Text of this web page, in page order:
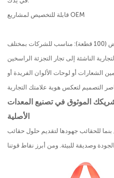
قابلة للتخصيص لمشاريع OEM
الحد الأدنى لكمية الطلب منخفض (100 قطعة): مناسب للشركات بمختلف
الشعارات أو لوحات الألوان الفريدة أو
شريكك الموثوق في تصنيع المعدات
الأصلية
عامًا، تُكرّس بنما للحقائب جهودها لتقديم حلول حقائب